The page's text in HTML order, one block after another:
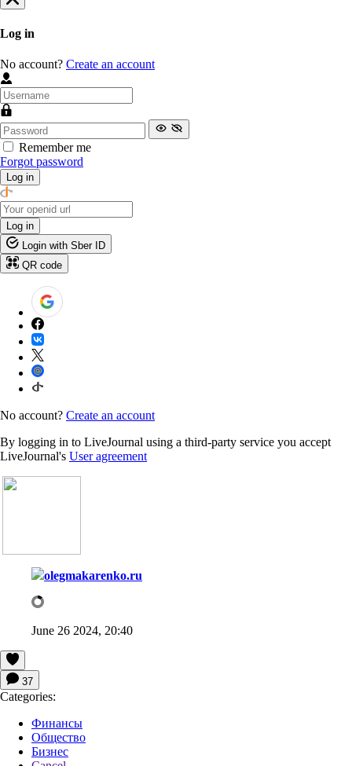
Log in
No account? Create an account
Remember me
Forgot password
Log in
Log in
Login with Sber ID
QR code
No account? Create an account
By logging in to LiveJournal using a third-party service you accept
LiveJournal's User agreement
olegmakarenko.ru
June 26 2024, 20:40
37
Categories:
Финансы
Общество
Бизнес